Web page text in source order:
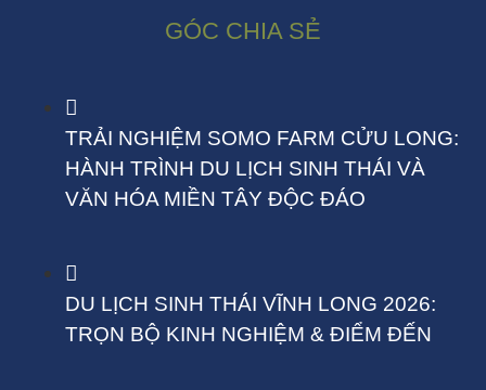
GÓC CHIA SẺ
TRẢI NGHIỆM SOMO FARM CỬU LONG:
HÀNH TRÌNH DU LỊCH SINH THÁI VÀ
VĂN HÓA MIỀN TÂY ĐỘC ĐÁO
DU LỊCH SINH THÁI VĨNH LONG 2026:
TRỌN BỘ KINH NGHIỆM & ĐIỂM ĐẾN